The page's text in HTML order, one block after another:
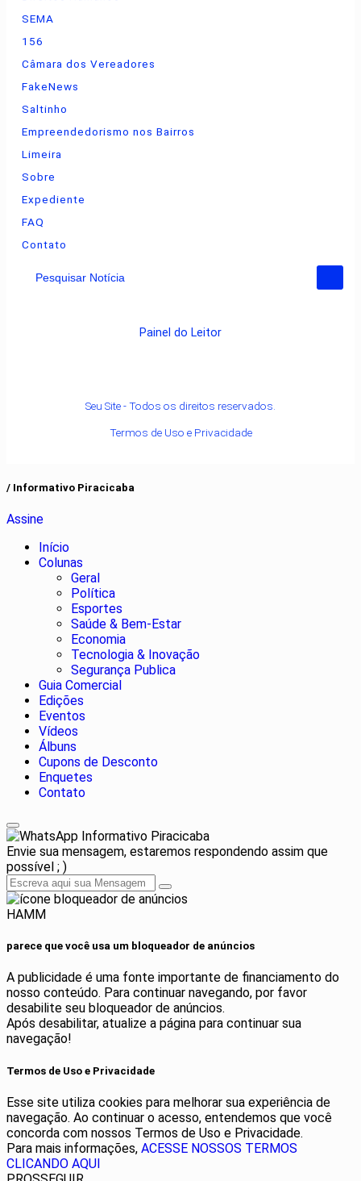
SEMA
156
Câmara dos Vereadores
FakeNews
Saltinho
Empreendedorismo nos Bairros
Limeira
Sobre
Expediente
FAQ
Contato
Pesquisar Notícia
Painel do Leitor
Seu Site - Todos os direitos reservados.
Termos de Uso e Privacidade
/ Informativo Piracicaba
Assine
Início
Colunas
Geral
Política
Esportes
Saúde & Bem-Estar
Economia
Tecnologia & Inovação
Segurança Publica
Guia Comercial
Edições
Eventos
Vídeos
Álbuns
Cupons de Desconto
Enquetes
Contato
Informativo Piracicaba
Envie sua mensagem, estaremos respondendo assim que
possível ; )
HAMM
parece que você usa um bloqueador de anúncios
A publicidade é uma fonte importante de financiamento do
nosso conteúdo. Para continuar navegando, por favor
desabilite seu bloqueador de anúncios.
Após desabilitar, atualize a página para continuar sua
navegação!
Termos de Uso e Privacidade
Esse site utiliza cookies para melhorar sua experiência de
navegação. Ao continuar o acesso, entendemos que você
concorda com nossos Termos de Uso e Privacidade.
Para mais informações, ACESSE NOSSOS TERMOS
CLICANDO AQUI